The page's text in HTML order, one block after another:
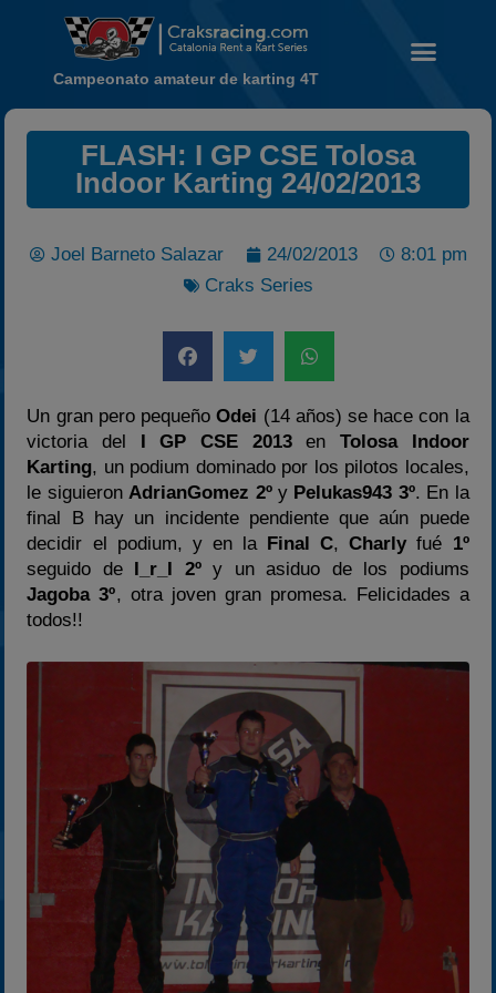
Noticias
Calendario
Campeonato
2022
2023
2024
2025
Estadísticas
Preguntas Frecuentes
Campeonato amateur de karting 4T
FLASH: I GP CSE Tolosa
Indoor Karting 24/02/2013
Joel Barneto Salazar 24/02/2013
8:01 pm
Craks Series
Un gran pero pequeñoOdei (14 años) se hace con la
victoria del I GP CSE 2013en Tolosa Indoor
Karting, un podium dominado por los pilotos locales,
le siguieronAdrianGomez 2ºy Pelukas943 3º. En la
final B hay un incidente pendiente que aún puede
decidir el podium, y en la Final C,Charly fué 1º
seguido de I_r_I 2ºy un asiduo de los podiums
Jagoba 3º, otra joven gran promesa. Felicidades a
todos!!